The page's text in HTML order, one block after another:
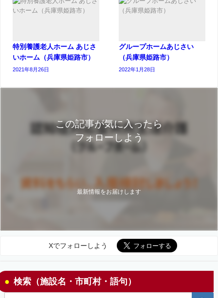
特別養護老人ホーム あじさ
いホーム（兵庫県姫路市）
2021年8月26日
グループホームあじさい
（兵庫県姫路市）
2022年1月28日
この記事が気に入ったら
フォローしよう
最新情報をお届けします
Xでフォローしよう
検索（施設名・市町村・語句）